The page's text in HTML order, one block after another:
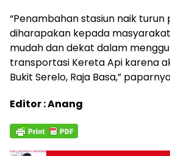
“Penambahan stasiun naik turun
diharapakan kepada
mudah dan dekat dalam
transportasi Kereta Api karena
Bukit Serelo, Raja Basa,”
Editor : Anang